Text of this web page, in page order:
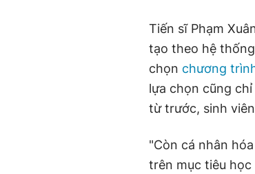
Tiến sĩ Phạm
tạo theo hệ
chọn chương
lựa chọn cũng
từ trước, sinh
"Còn cá nhân
trên mục tiêu